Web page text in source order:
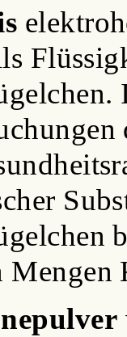
Mengen